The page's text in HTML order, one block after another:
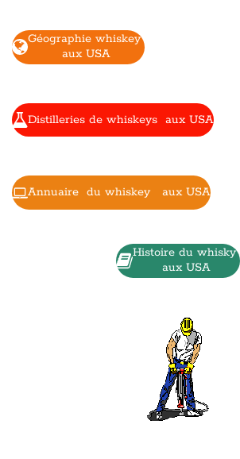
Géographie whiskey
aux USA
Distilleries de whiskeys aux USA
Annuaire du whiskey aux USA
Histoire du whisky
aux USA